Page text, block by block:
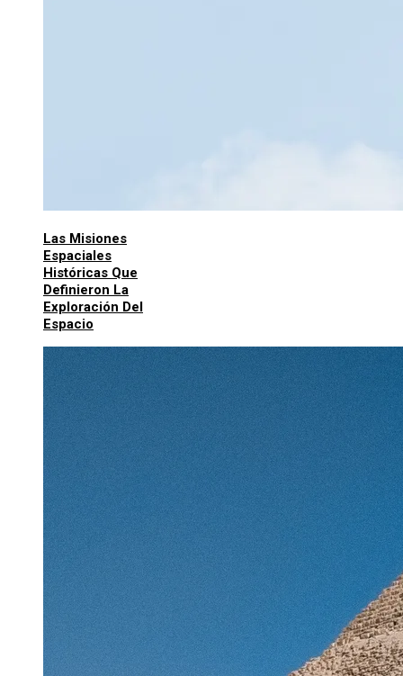
Las Misiones
Espaciales
Históricas Que
Definieron La
Exploración Del
Espacio